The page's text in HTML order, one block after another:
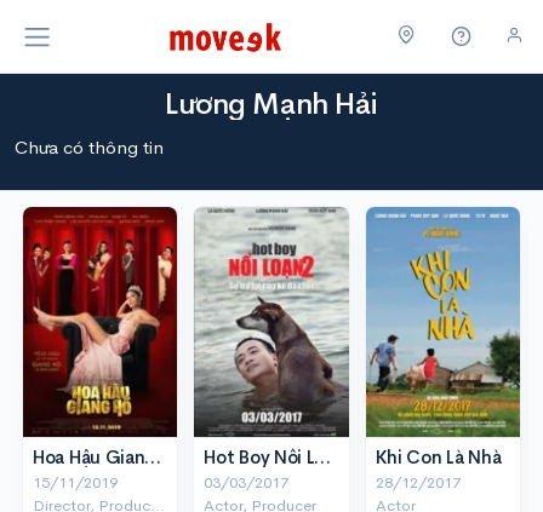
Lương Mạnh Hải
Chưa có thông tin
Hoa Hậu Giang Hồ
15/11/2019
Director, Producer, Writer
Hot Boy Nổi Loạn 2
03/03/2017
Actor, Producer
Khi Con Là Nhà
28/12/2017
Actor